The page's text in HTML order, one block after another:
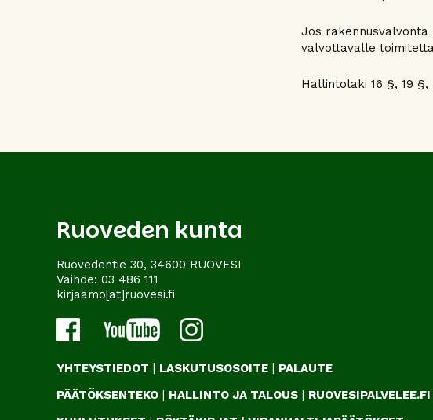
Jos
valvottavalle
Hallintolaki 16 §, 19
Ruoveden kunta
Ruovedentie 30, 34600 RUOVESI
Vaihde: 03 486 111
kirjaamo[at]ruovesi.fi
YHTEYSTIEDOT | LASKUTUSOSOITE | PALAUTE
PÄÄTÖKSENTEKO | HALLINTO JA TALOUS | RUOVESIPALVELEE.FI